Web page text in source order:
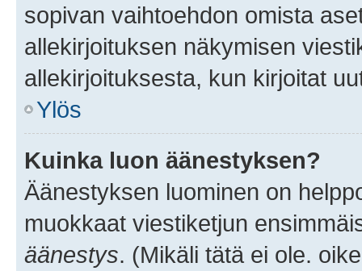
sopivan vaihtoehdon omista
allekirjoituksen näkymisen
allekirjoituksesta, kun kirjoitat
Ylös
Kuinka luon äänestyksen?
Äänestyksen luominen on
muokkaat viestiketjun
äänestys. (Mikäli tätä ei ole.